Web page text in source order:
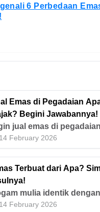
6 Perbedaan
Emas di Pegadaian
Begini Jawabannya!
jual emas di
pajak? Tenang,
nasabah di Pegadaian
Yuk, simak
14 February 2026
Terbuat dari Apa?
mulia identik
sebenarnya arti
14 February 2026